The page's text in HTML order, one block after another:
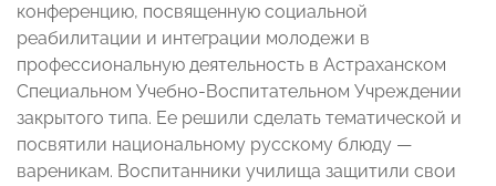
конференцию, посвященную социальной
реабилитации и интеграции молодежи в
профессиональную деятельность в Астраханском
Специальном Учебно-Воспитательном Учреждении
закрытого типа. Ее решили сделать тематической и
посвятили национальному русскому блюду —
вареникам. Воспитанники училища защитили свои